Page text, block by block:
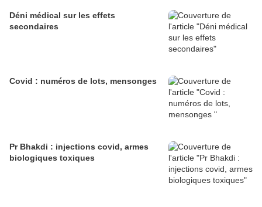
Déni médical sur les effets
secondaires
Covid : numéros de lots, mensonges
Pr Bhakdi : injections covid, armes
biologiques toxiques